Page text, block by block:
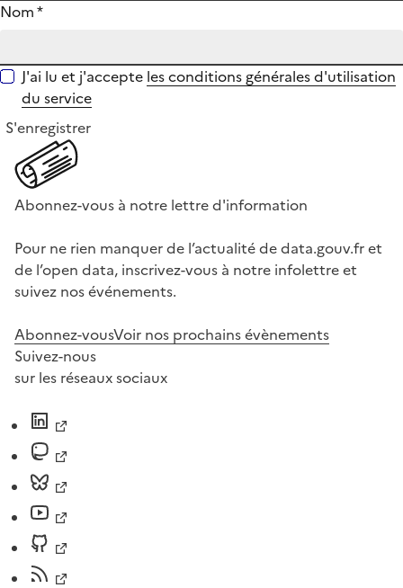
Nom*
J'ai lu et j'accepte les conditions générales d'utilisation
du service
S'enregistrer
Abonnez-vous à notre lettre d'information
Pour ne rien manquer de l’actualité de data.gouv.fr et
de l’open data, inscrivez-vous à notre infolettre et
suivez nos événements.
Abonnez-vousVoir nos prochains évènements
Suivez-nous
sur les réseaux sociaux